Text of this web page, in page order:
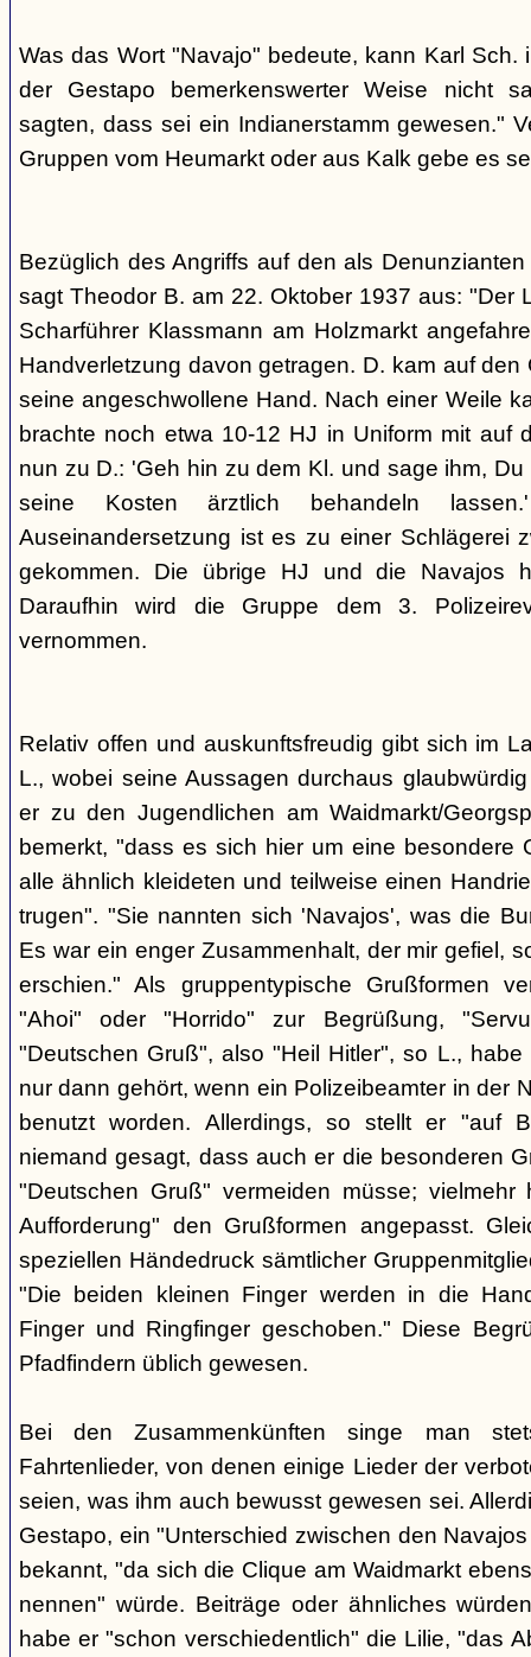
Was das Wort "Navajo" bedeute, kann Karl Sch.
der Gestapo bemerkenswerter Weise nicht
sagten, dass sei ein Indianerstamm gewesen."
Gruppen vom Heumarkt oder aus Kalk gebe es
Bezüglich des Angriffs auf den als
sagt Theodor B. am 22. Oktober 1937 aus: "Der
Scharführer Klassmann am Holzmarkt
Handverletzung davon getragen. D. kam auf den
seine angeschwollene Hand. Nach einer Weile
brachte noch etwa 10-12 HJ in Uniform mit auf
nun zu D.: 'Geh hin zu dem Kl. und sage ihm,
seine Kosten ärztlich behandeln
Auseinandersetzung ist es zu einer Schlägerei
gekommen. Die übrige HJ und die Navajos
Daraufhin wird die Gruppe dem 3.
vernommen.
Relativ offen und auskunftsfreudig gibt sich im
L., wobei seine Aussagen durchaus
er zu den Jugendlichen am Waidmarkt/
bemerkt, "dass es sich hier um eine besondere
alle ähnlich kleideten und teilweise einen
trugen". "Sie nannten sich 'Navajos', was die
Es war ein enger Zusammenhalt, der mir gefiel,
erschien." Als gruppentypische Grußformen
"Ahoi" oder "Horrido" zur Begrüßung,
"Deutschen Gruß", also "Heil Hitler", so L.,
nur dann gehört, wenn ein Polizeibeamter in der
benutzt worden. Allerdings, so stellt er "auf
niemand gesagt, dass auch er die besonderen
"Deutschen Gruß" vermeiden müsse;
Aufforderung" den Grußformen angepasst.
speziellen Händedruck sämtlicher
"Die beiden kleinen Finger werden in die
Finger und Ringfinger geschoben." Diese
Pfadfindern üblich gewesen.
Bei den Zusammenkünften singe man
Fahrtenlieder, von denen einige Lieder der
seien, was ihm auch bewusst gewesen sei.
Gestapo, ein "Unterschied zwischen den
bekannt, "da sich die Clique am Waidmarkt
nennen" würde. Beiträge oder ähnliches
habe er "schon verschiedentlich" die Lilie, "das